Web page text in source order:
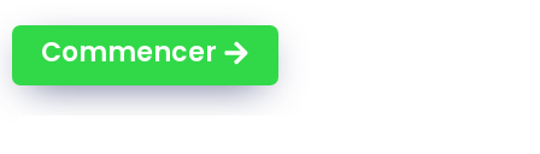
Commencer